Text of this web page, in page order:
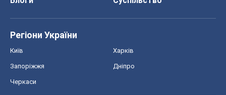
Регіони України
Київ Харків
Запоріжжя Дніпро
Черкаси